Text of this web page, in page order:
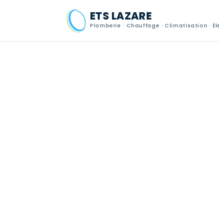
ETS LAZARE
Plomberie · Chauffage · Climatisation ·